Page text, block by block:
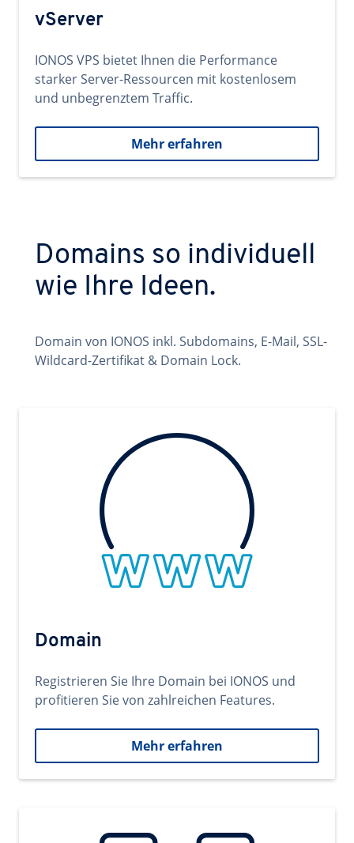
vServer
IONOS VPS bietet Ihnen die Performance
starker Server-Ressourcen mit kostenlosem
und unbegrenztem Traffic.
Mehr erfahren
Domains so individuell
wie Ihre Ideen.
Domain von IONOS inkl. Subdomains, E-Mail, SSL-
Wildcard-Zertifikat & Domain Lock.
Domain
Registrieren Sie Ihre Domain bei IONOS und
profitieren Sie von zahlreichen Features.
Mehr erfahren